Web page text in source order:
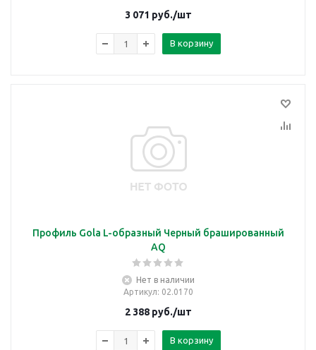
3 071 руб./шт
В корзину
Профиль Gola L-образный Черный брашированный
AQ
Нет в наличии
Артикул: 02.0170
2 388 руб./шт
В корзину